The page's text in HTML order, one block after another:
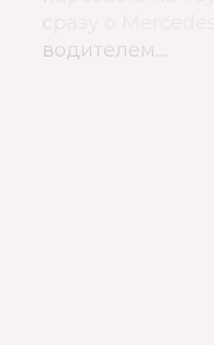
сразу о
водителем....